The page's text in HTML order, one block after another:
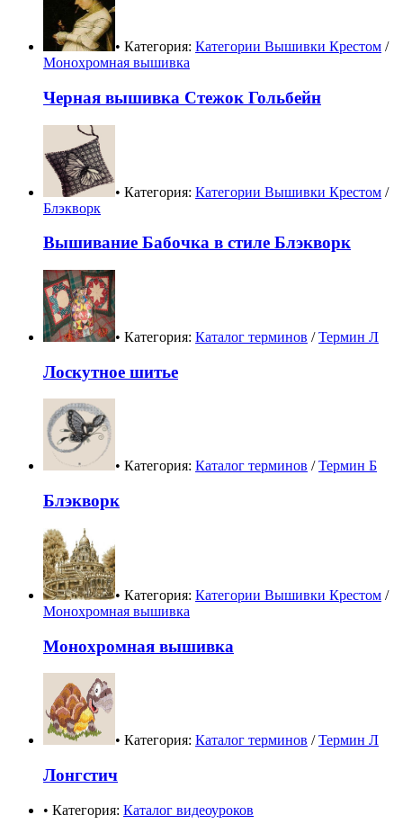
• Категория: Категории Вышивки Крестом /
Монохромная вышивка
Черная вышивка Стежок Гольбейн
• Категория: Категории Вышивки Крестом /
Блэкворк
Вышивание Бабочка в стиле Блэкворк
• Категория: Каталог терминов /Термин Л
Лоскутное шитье
• Категория: Каталог терминов /Термин Б
Блэкворк
• Категория: Категории Вышивки Крестом /
Монохромная вышивка
Монохромная вышивка
• Категория: Каталог терминов /Термин Л
Лонгстич
• Категория: Каталог видеоуроков